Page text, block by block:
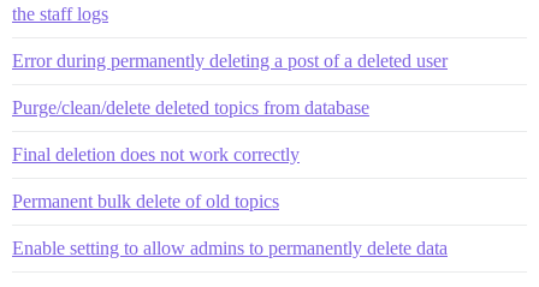
the staff logs
Error during permanently deleting a post of a deleted user
Purge/clean/delete deleted topics from database
Final deletion does not work correctly
Permanent bulk delete of old topics
Enable setting to allow admins to permanently delete data